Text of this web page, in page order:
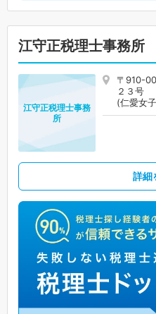
江守正税理士事務所
〒910-
２３号
(仁愛女
江守正税理士事務
所
詳細